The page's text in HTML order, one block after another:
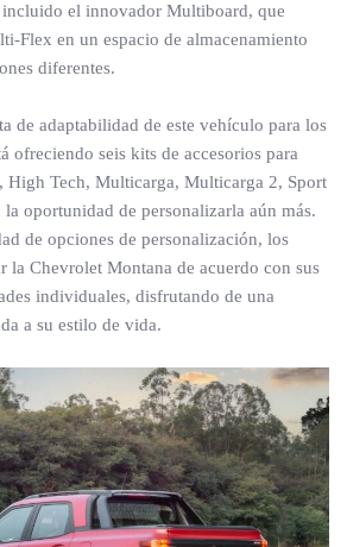
el innovador Multiboard, que
Flex en un espacio de almacenamiento
diferentes.
de adaptabilidad de este vehículo para los
ofreciendo seis kits de accesorios para
High Tech, Multicarga, Multicarga 2, Sport
oportunidad de personalizarla aún más.
de opciones de personalización, los
la Chevrolet Montana de acuerdo con sus
individuales, disfrutando de una
a su estilo de vida.